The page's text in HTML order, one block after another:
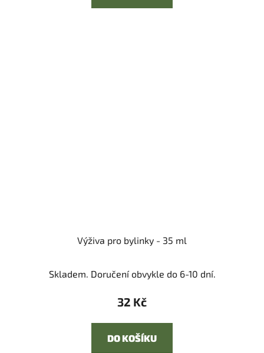
Výživa pro bylinky - 35 ml
Skladem. Doručení obvykle do 6-10 dní.
32 Kč
DO KOŠÍKU